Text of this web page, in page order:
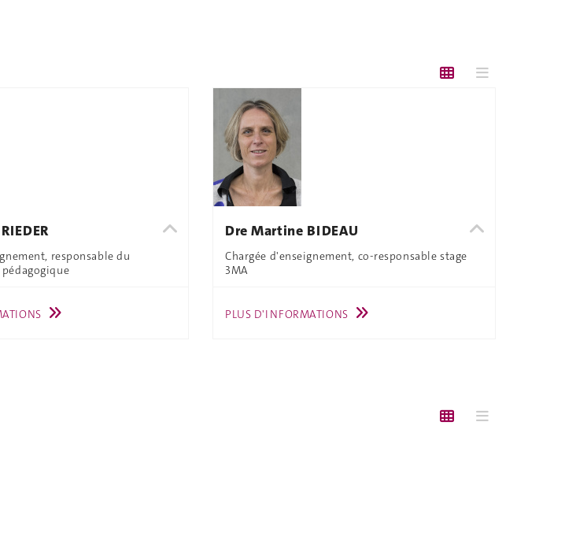
responsable du
Dre Martine BIDEAU
Chargée d'enseignement, co-responsable stage
3MA
PLUS D'INFORMATIONS